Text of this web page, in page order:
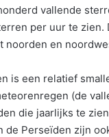
vallende
per uur te zien.
noorden en
is een relatief
(de
die jaarlijks te
de Perseïden zijn